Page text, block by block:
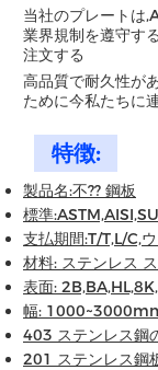
当社のプレートは
業界規制を遵守す
注文する
高品質で耐久性が
ために今私たちに
特徴:
製品名:不?? 鋼板
標準
支払期間:T/T,L/C,
材料: ステンレス
表面:
幅:
403 ステンレス鋼
201 ステンレス鋼